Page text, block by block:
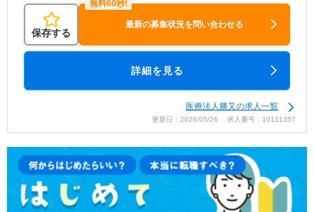
保存する
最新の募集状況を問い合わせる
詳細を見る
医療法人勝又の求人一覧
更新日：2026/05/26 求人番号：10111357